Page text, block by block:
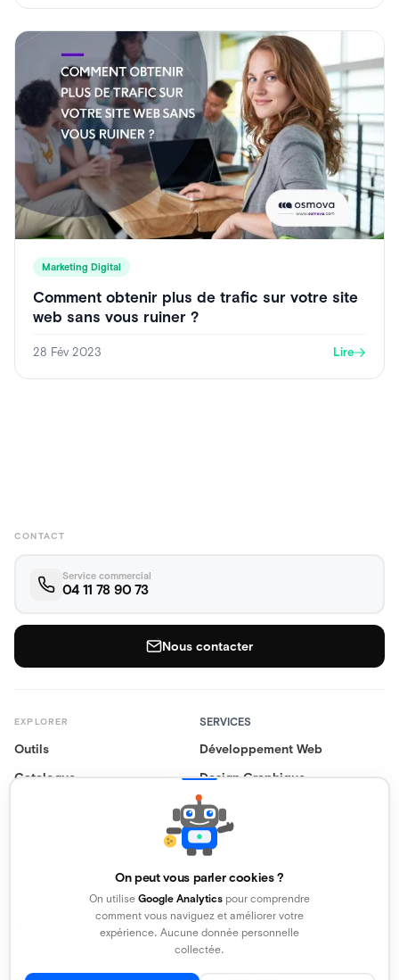
Marketing Digital
Comment obtenir plus de trafic sur votre site
web sans vous ruiner ?
28 Fév 2023 Lire
EXPLORER
Outils
Catalogue
SERVICES
Développement Web
Design Graphique
Marketing Digital
CONTACT
Service commercial
04 11 78 90 73
Nous contacter
1025 Av. Henri Becquerel, 34000 Montpellier
Données Personnelles Mentions Légales
On peut vous parler cookies ?
On utilise Google Analytics pour comprendre
comment vous naviguez et améliorer votre
expérience. Aucune donnée personnelle
collectée.